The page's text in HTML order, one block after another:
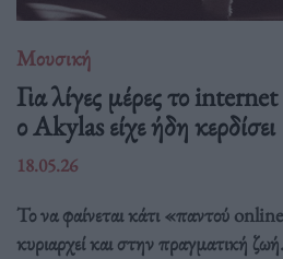
Μουσική
Για λίγες μέρες το internet
ο Akylas είχε ήδη κερδίσει
18.05.26
Το να φαίνεται κάτι «παντού
κυριαρχεί και στην πραγματική ζωή.